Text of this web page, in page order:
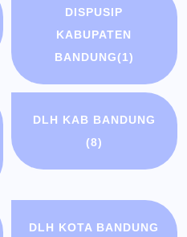
DISPUSIP
KABUPATEN
BANDUNG(1)
DLH KAB BANDUNG
(8)
DLH KOTA BANDUNG